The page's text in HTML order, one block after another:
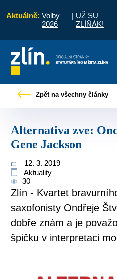
Aktuálně: Volby
2026
| UŽ SU
ZLÍŇÁK!
vyřídit Potřebuji
Zpět na všechny články
Alternativa zve: Ondřej Štveráček a
Gene Jackson
12. 3. 2019
Aktuality
30
Zlín - Kvartet
saxofonisty Ondřeje
dobře znám a je
špičku v interpretaci